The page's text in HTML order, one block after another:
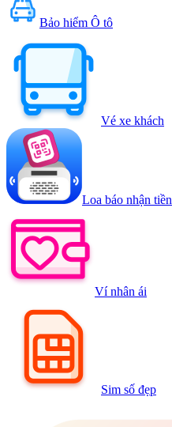
Bảo hiểm Ô tô
Vé xe khách
Loa báo nhận tiền
Ví nhân ái
Sim số đẹp